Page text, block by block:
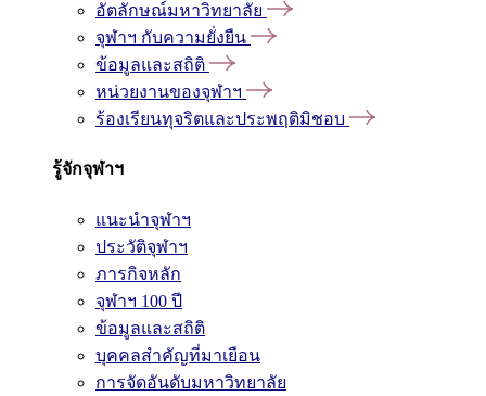
อัตลักษณ์มหาวิทยาลัย
จุฬาฯ กับความยั่งยืน
ข้อมูลและสถิติ
หน่วยงานของจุฬาฯ
ร้องเรียนทุจริตและประพฤติมิชอบ
รู้จักจุฬาฯ
แนะนำจุฬาฯ
ประวัติจุฬาฯ
ภารกิจหลัก
จุฬาฯ 100 ปี
ข้อมูลและสถิติ
บุคคลสำคัญที่มาเยือน
การจัดอันดับมหาวิทยาลัย